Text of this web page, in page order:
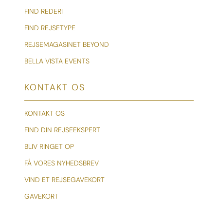
FIND REDERI
FIND REJSETYPE
REJSEMAGASINET BEYOND
BELLA VISTA EVENTS
KONTAKT OS
KONTAKT OS
FIND DIN REJSEEKSPERT
BLIV RINGET OP
FÅ VORES NYHEDSBREV
VIND ET REJSEGAVEKORT
GAVEKORT